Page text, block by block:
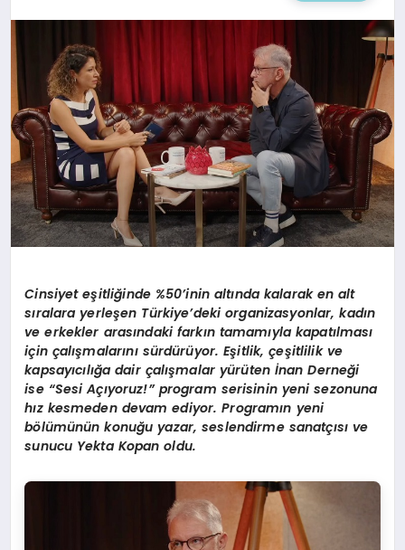
Cinsiyet eşitliğinde %50’inin altında kalarak en alt
sıralara yerleşen Türkiye’deki organizasyonlar, kadın
ve erkekler arasındaki farkın tamamıyla kapatılması
için çalışmalarını sürdürüyor. Eşitlik, çeşitlilik ve
kapsayıcılığa dair çalışmalar yürüten İnan Derneği
ise “Sesi Açıyoruz!” program serisinin yeni sezonuna
hız kesmeden devam ediyor. Programın yeni
bölümünün konuğu yazar, seslendirme sanatçısı ve
sunucu Yekta Kopan oldu.